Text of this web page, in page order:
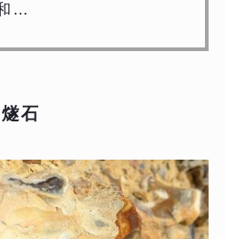
…
石